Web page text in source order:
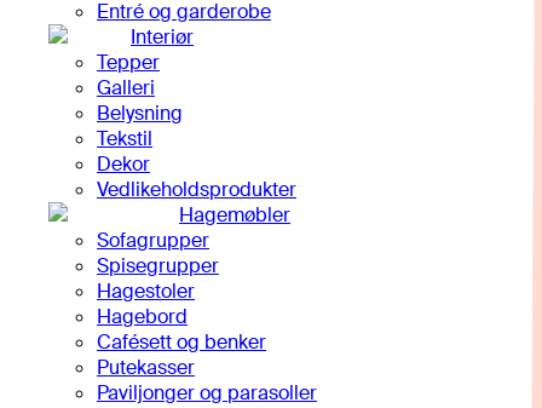
Entré og garderobe
Interiør
Tepper
Galleri
Belysning
Tekstil
Dekor
Vedlikeholdsprodukter
Hagemøbler
Sofagrupper
Spisegrupper
Hagestoler
Hagebord
Cafésett og benker
Putekasser
Paviljonger og parasoller